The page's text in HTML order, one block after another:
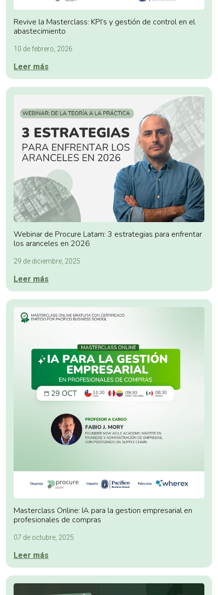
Revive la Masterclass: KPI’s y gestión de control en el
abastecimiento
10 de febrero, 2026
Leer más
Webinar de Procure Latam: 3 estrategias para enfrentar
los aranceles en 2026
29 de diciembre, 2025
Leer más
Masterclass Online: IA para la gestion empresarial en
profesionales de compras
07 de octubre, 2025
Leer más